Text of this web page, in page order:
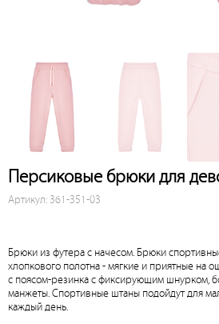
Персиковые брюки для
Артикул: 361-351-03
Брюки из футера с начесом. Брюки
хлопкового полотна - мягкие и приятные на
с поясом-резинка с фиксирующим шнурком,
манжеты. Спортивные штаны подойдут для
каждый день.